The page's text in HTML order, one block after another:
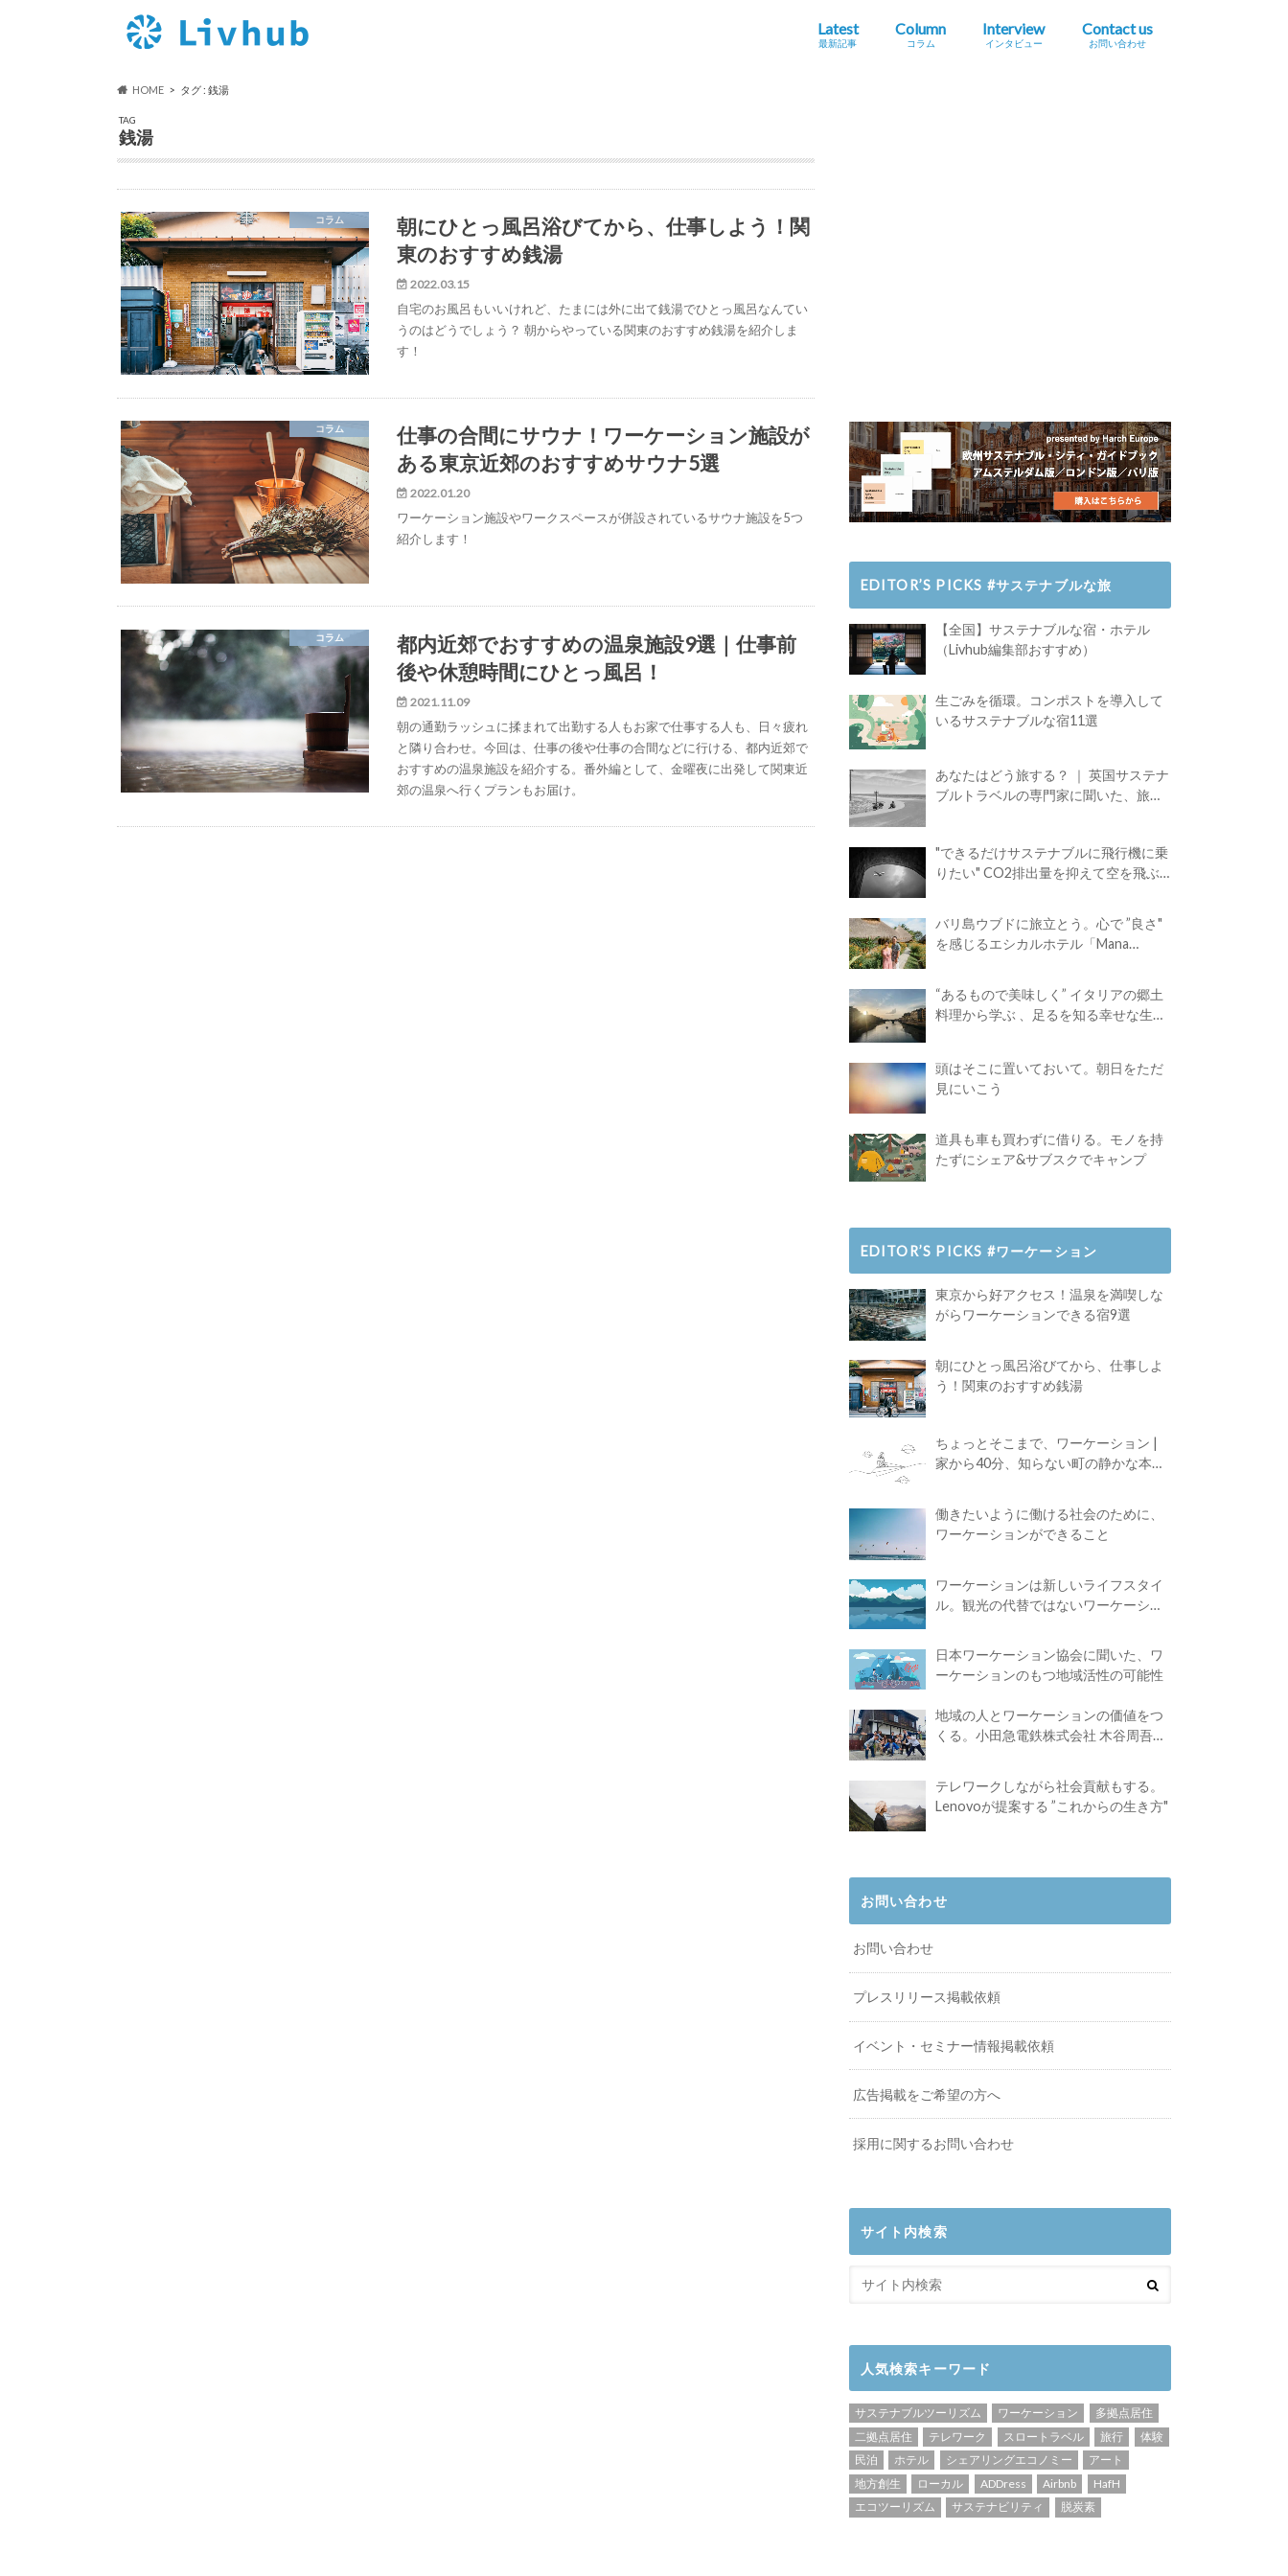
Latest
最新記事
Column
コラム
Interview
インタビュー
Contact us
お問い合わせ
HOME タグ : 銭湯
TAG
銭湯
コラム
朝にひとっ風呂浴びてから、仕事しよう！関
東のおすすめ銭湯
2022.03.15
自宅のお風呂もいいけれど、たまには外に出て銭湯でひとっ風呂なんてい
うのはどうでしょう？ 朝からやっている関東のおすすめ銭湯を紹介しま
す！
コラム
仕事の合間にサウナ！ワーケーション施設が
ある東京近郊のおすすめサウナ5選
2022.01.20
ワーケーション施設やワークスペースが併設されているサウナ施設を5つ
紹介します！
コラム
都内近郊でおすすめの温泉施設9選｜仕事前
後や休憩時間にひとっ風呂！
2021.11.09
朝の通勤ラッシュに揉まれて出勤する人もお家で仕事する人も、日々疲れ
と隣り合わせ。今回は、仕事の後や仕事の合間などに行ける、都内近郊で
おすすめの温泉施設を紹介する。番外編として、金曜夜に出発して関東近
郊の温泉へ行くプランもお届け。
EDITOR’S PICKS #サステナブルな旅
【全国】サステナブルな宿・ホテル
（Livhub編集部おすすめ）
生ごみを循環。コンポストを導入して
いるサステナブルな宿11選
あなたはどう旅する？ ｜ 英国サステナ
ブルトラベルの専門家に聞いた、旅の
"できるだけサステナブルに飛行機に乗
りたい" CO2排出量を抑えて空を飛ぶ
バリ島ウブドに旅立とう。心で ”良さ"
を感じるエシカルホテル「Mana
“あるもので美味しく” イタリアの郷土
料理から学ぶ 、足るを知る幸せな生き
頭はそこに置いておいて。朝日をただ
見にいこう
道具も車も買わずに借りる。モノを持
たずにシェア&サブスクでキャンプ
EDITOR’S PICKS #ワーケーション
東京から好アクセス！温泉を満喫しな
がらワーケーションできる宿9選
朝にひとっ風呂浴びてから、仕事しよ
う！関東のおすすめ銭湯
ちょっとそこまで、ワーケーション |
家から40分、知らない町の静かな本屋
働きたいように働ける社会のために、
ワーケーションができること
ワーケーションは新しいライフスタイ
ル。観光の代替ではないワーケーショ
日本ワーケーション協会に聞いた、ワ
ーケーションのもつ地域活性の可能性
地域の人とワーケーションの価値をつ
くる。小田急電鉄株式会社 木谷周吾さ
テレワークしながら社会貢献もする。
Lenovoが提案する ”これからの生き方"
お問い合わせ
お問い合わせ
プレスリリース掲載依頼
イベント・セミナー情報掲載依頼
広告掲載をご希望の方へ
採用に関するお問い合わせ
サイト内検索
人気検索キーワード
サステナブルツーリズム ワーケーション
多拠点居住
二拠点居住
テレワーク スロートラベル 旅行
体験
民泊
ホテル シェアリングエコノミー
アート
地方創生
ローカル ADDress Airbnb
HafH
エコツーリズム
サステナビリティ 脱炭素